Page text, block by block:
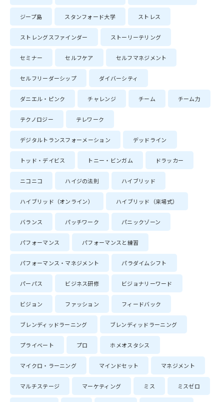
ジープ島 スタンフォード大学 ストレス
ストレングスファインダー ストーリーテリング
セミナー セルフケア セルフマネジメント
セルフリーダーシップ ダイバーシティ
ダニエル・ピンク チャレンジ チーム チーム力
テクノロジー テレワーク
デジタルトランスフォーメーション デッドライン
トッド・デイビス トニー・ビンガム ドラッカー
ニコニコ ハイジの法則 ハイブリッド
ハイブリッド（オンライン） ハイブリッド（来場式）
バランス パッチワーク パニックゾーン
パフォーマンス パフォーマンスと練習
パフォーマンス・マネジメント パラダイムシフト
パーパス ビジネス研修 ビジョナリーワード
ビジョン ファッション フィードバック
ブレンディッドラーニング ブレンディッドラーニング
プライベート プロ ホメオスタシス
マイクロ・ラーニング マインドセット マネジメント
マルチステージ マーケティング ミス ミスゼロ